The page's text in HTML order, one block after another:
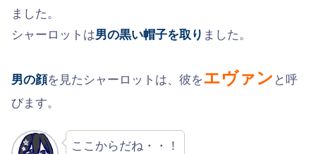
ました。
シャーロットは男の黒い帽子を取り ました。
男の顔を見たシャーロットは、彼をエヴァン と呼
びます。
ここからだね・・！